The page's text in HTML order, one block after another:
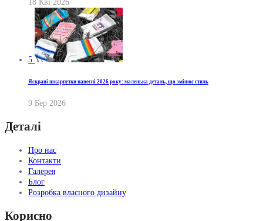
18 Кві 2026
5
Яскраві шкарпетки навесні 2026 року: маленька деталь, що змінює стиль
9 Бер 2026
Деталі
Про нас
Контакти
Галерея
Блог
Розробка власного дизайну
Корисно